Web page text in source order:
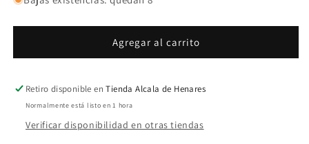
Baits
The
Boilies
20mm
Baits
Boilies
The
Boilies
20mm
Agregar al carrito
Retiro disponible enTienda Alcala de Henares
Normalmente está listo en 1 hora
Verificar disponibilidad en otras tiendas